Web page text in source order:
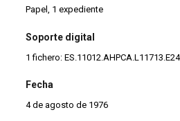
Papel, 1 expediente
Soporte digital
1 fichero:
Fecha
4 de agosto de 1976